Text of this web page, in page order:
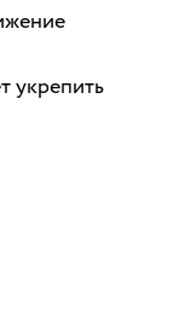
укрепить